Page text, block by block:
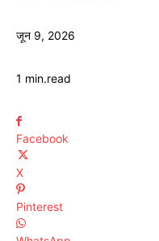
जून 9, 2026
1 min.read
Facebook
X
Pinterest